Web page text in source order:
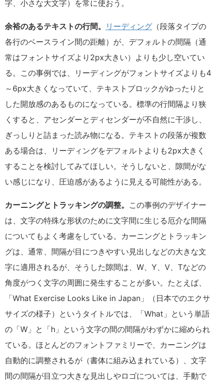
字、小さな大文字）を常に使おう。
余裕のあるテキストの行間。 リーディング （段落タイプの
各行のベースライン間の距離）が、デフォルトの間隔（通
常はフォントサイズより2px大きい）よりも少し空いてい
る。この事例では、リーディングがフォントサイズよりも4
～6px大きくなっていて、テキストブロックがゆったりと
した開放感のあるものになっている。標準の行間隔より狭
くすると、アセンダーとディセンダーが不自然に干渉し、
ぎっしりと詰まった読み物になる。テキストの段落が複数
ある場合は、リーディングをデフォルトよりも2px大きく
することを検討してみてほしい。そうしないと、隙間がな
い感じになり、圧迫感があるように見える可能性がある。
カーニングとトラッキングの調整。 この事例のデザイナー
は、文字の特殊な形状のために文字間に生じる厄介な間隔
についてもよく考慮をしている。カーニングとトラッキン
グは、通常、間隔が目につきやすい見出しなどの大きな文
字に適用されるが、そうした隙間は、W、Y、V、Tなどの
角度がつく文字の周囲に発生することが多い。たとえば、
「What Exercise Looks Like in Japan」（日本でのエクサ
サイズの様子）というタイトルでは、「What」という単語
の「W」と「h」という文字の間の間隔がわずかに縮められ
ている。ほとんどのフォントファミリーで、カーニングは
自動的に調整されるが（書体に組み込まれている）、文字
間の間隔が目立つ大きな見出しやロゴについては、手動で